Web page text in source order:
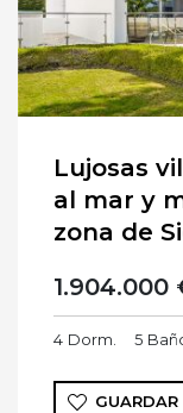
Lujosas
al mar y
zona de
1.904.000
4 Dorm. 5
GUARDAR